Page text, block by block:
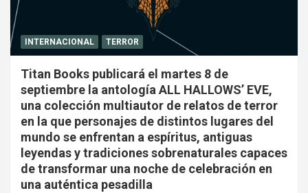
INTERNACIONAL TERROR
Titan Books publicará el martes 8 de
septiembre la antología ALL HALLOWS’ EVE,
una colección multiautor de relatos de terror
en la que personajes de distintos lugares del
mundo se enfrentan a espíritus, antiguas
leyendas y tradiciones sobrenaturales capaces
de transformar una noche de celebración en
una auténtica pesadilla